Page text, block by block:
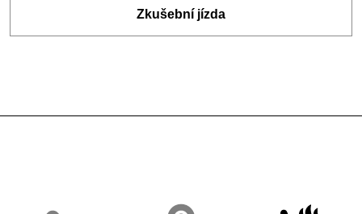
Zkušební jízda